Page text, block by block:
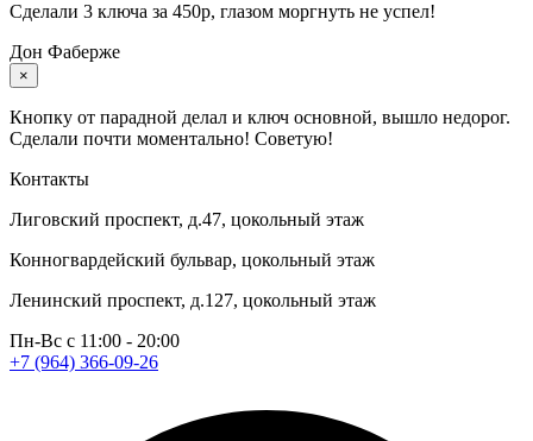
Сделали 3 ключа за 450р, глазом моргнуть не успел!
Дон Фаберже
×
Кнопку от парадной делал и ключ основной, вышло недорог.
Сделали почти моментально! Советую!
Контакты
Лиговский проспект, д.47, цокольный этаж
Конногвардейский бульвар,​ цокольный этаж
Ленинский проспект, д.127, цокольный этаж
Пн-Вс c 11:00 - 20:00
+7 (964) 366-09-26